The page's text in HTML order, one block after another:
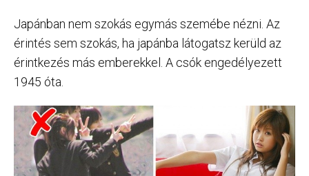
Japánban nem szokás egymás szemébe nézni. Az
érintés sem szokás, ha japánba látogatsz kerüld az
érintkezés más emberekkel. A csók engedélyezett
1945 óta.